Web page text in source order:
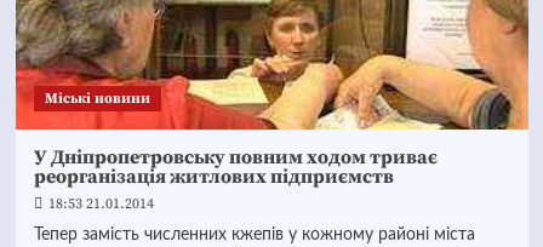
Mіські новини
У Дніпропетровську повним ходом триває
реорганізація житлових підприємств
18:53 21.01.2014
Тепер замість численних кжепів у кожному районі міста